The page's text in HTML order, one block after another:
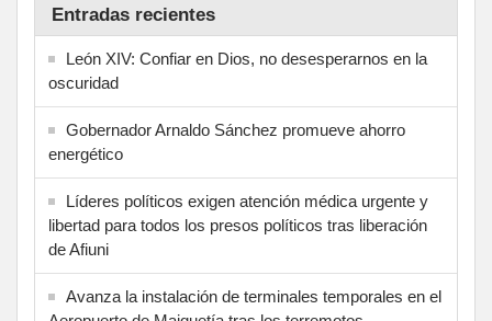
Entradas recientes
León XIV: Confiar en Dios, no desesperarnos en la
oscuridad
Gobernador Arnaldo Sánchez promueve ahorro
energético
Líderes políticos exigen atención médica urgente y
libertad para todos los presos políticos tras liberación
de Afiuni
Avanza la instalación de terminales temporales en el